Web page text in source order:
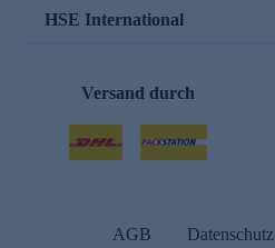
HSE International
Versand durch
AGB Datenschutz